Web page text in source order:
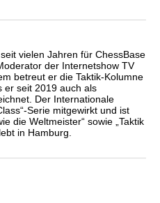
vielen Jahren für ChessBase
der Internetshow TV
betreut er die Taktik-Kolumne
er seit 2019 auch als
Der Internationale
Serie mitgewirkt und ist
die Weltmeister“ sowie „Taktik
in Hamburg.